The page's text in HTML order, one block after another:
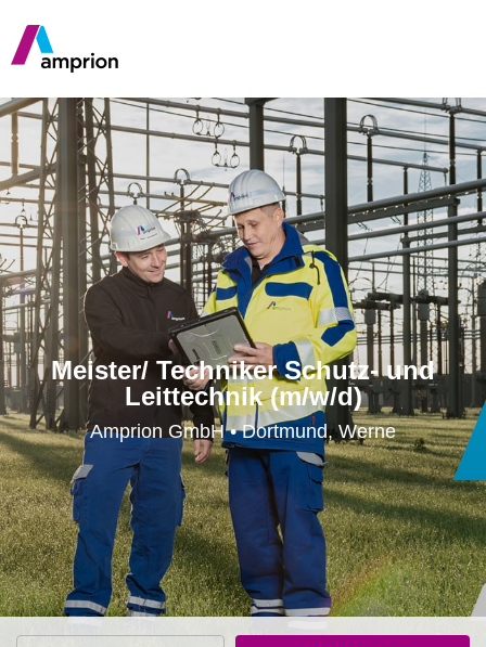
Meister/ Techniker Schutz- und
Leittechnik (m/w/d)
Amprion GmbH • Dortmund, Werne